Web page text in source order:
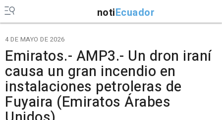
notiEcuador
4 DE MAYO DE 2026
Emiratos.- AMP3.- Un dron iraní
causa un gran incendio en
instalaciones petroleras de
Fuyaira (Emiratos Árabes